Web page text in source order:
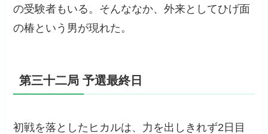
の受験者もいる。そんななか、外来としてひげ面
の椿という男が現れた。
第三十二局 予選最終日
初戦を落としたヒカルは、力を出しきれず2日目